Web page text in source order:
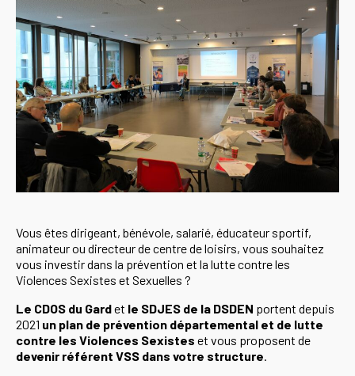
Vous êtes dirigeant, bénévole, salarié, éducateur sportif,
animateur ou directeur de centre de loisirs, vous souhaitez
vous investir dans la prévention et la lutte contre les
Violences Sexistes et Sexuelles ?
Le CDOS du Gardet le SDJES de la DSDEN portent depuis
2021 un plan de prévention départemental et de lutte
contre les Violences Sexistes et vous proposent de
devenir référent VSS dans votre structure.